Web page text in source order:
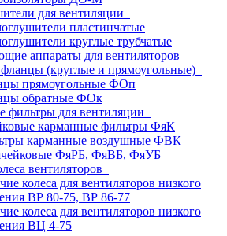
для вентиляции
пластинчатые
круглые трубчатые
аппараты для вентиляторов
(круглые и прямоугольные)
прямоугольные ФОп
обратные ФОк
фильтры для вентиляции
карманные фильтры ФяК
карманные воздушные ФВК
ФяРБ, ФяВБ, ФяУБ
вентиляторов
колеса для вентиляторов низкого
ВР 80-75, ВР 86-77
колеса для вентиляторов низкого
ВЦ 4-75